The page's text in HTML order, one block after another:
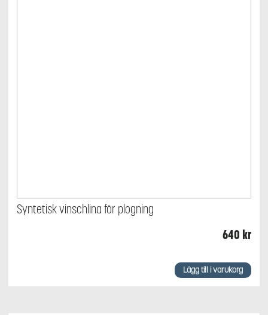
Syntetisk vinschlina för plogning
640 kr
Lägg till i varukorg